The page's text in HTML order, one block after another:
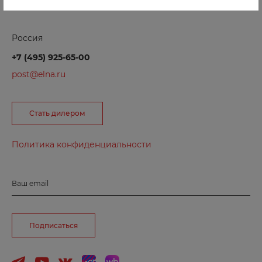
Россия
+7 (495) 925-65-00
post@elna.ru
Стать дилером
Политика конфиденциальности
Ваш email
Подписаться
Б
Балаково
Барнаул
Бородино
Брянск